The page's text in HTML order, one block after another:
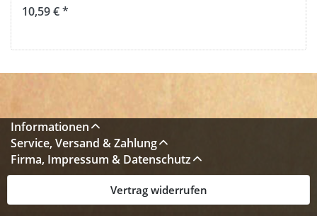
10,59 € *
Informationen
Service, Versand & Zahlung
Firma, Impressum & Datenschutz
Vertrag widerrufen